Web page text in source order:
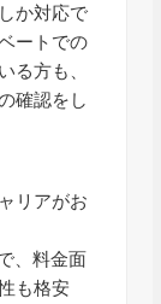
か対応で
ートでの
る方も、
確認をし
リアがお
、料金面
も格安